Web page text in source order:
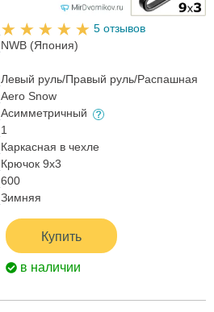
5 отзывов
NWB (Япония)
Левый руль/Правый руль/Распашная
Aero Snow
Асимметричный
1
Каркасная в чехле
Крючок 9x3
600
Зимняя
Купить
в наличии